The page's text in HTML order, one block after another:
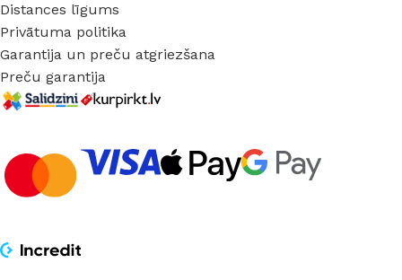
Distances līgums
Privātuma politika
Garantija un preču atgriezšana
Preču garantija